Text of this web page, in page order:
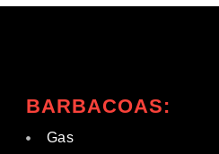
BARBACOAS:
Gas